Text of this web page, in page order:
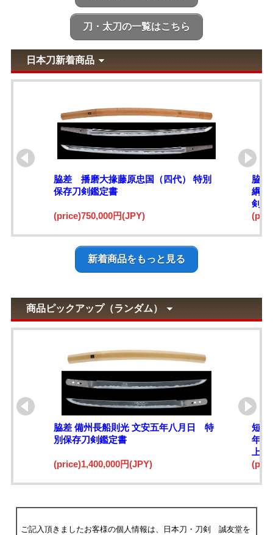
刀・太刀の一覧はこちら
日本刀新着商品
脇差 播磨大掾藤原忠国（四代） 特別
保存刀剣鑑定書
(price)750,000円(JPY)
脇
綱)
剣
新着商品をもっと見る
商品ピックアップ（ランダム）
脇差 備州長船則光 文安五年八月日 特
別保存刀剣鑑定書
(price)1,400,000円(JPY)
短
年
上
ご記入頂きましたお客様の個人情報は、日本刀・刀剣 誠友堂を